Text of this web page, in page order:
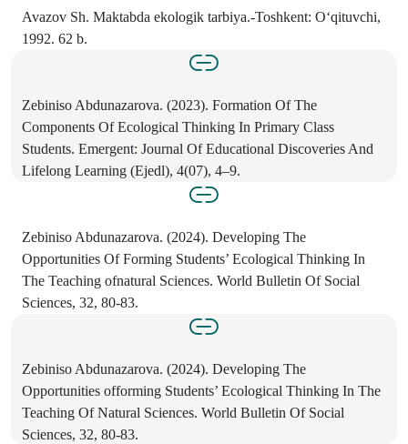
Avazov Sh. Maktabda ekologik tarbiya.-Toshkent: O‘qituvchi,
1992. 62 b.
Zebiniso Abdunazarova. (2023). Formation Of The
Components Of Ecological Thinking In Primary Class
Students. Emergent: Journal Of Educational Discoveries And
Lifelong Learning (Ejedl), 4(07), 4–9.
Zebiniso Abdunazarova. (2024). Developing The
Opportunities Of Forming Students’ Ecological Thinking In
The Teaching ofnatural Sciences. World Bulletin Of Social
Sciences, 32, 80-83.
Zebiniso Abdunazarova. (2024). Developing The
Opportunities offorming Students’ Ecological Thinking In The
Teaching Of Natural Sciences. World Bulletin Of Social
Sciences, 32, 80-83.